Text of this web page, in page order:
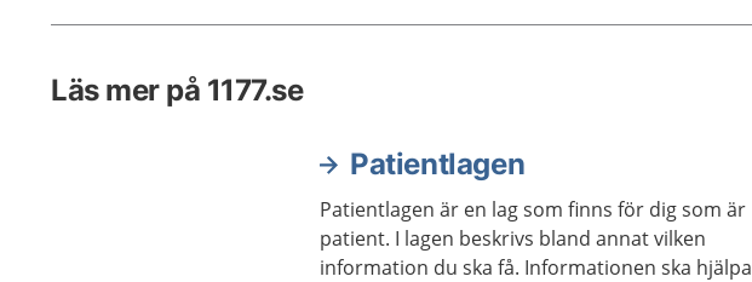
och kan åka hem samma dag.
Läs mer på 1177.se
Patientlagen
Patientlagen är en lag som finns för dig som är
patient. I lagen beskrivs bland annat vilken
information du ska få. Informationen ska hjälpa